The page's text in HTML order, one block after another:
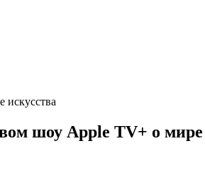
шоу Apple TV+ о мире